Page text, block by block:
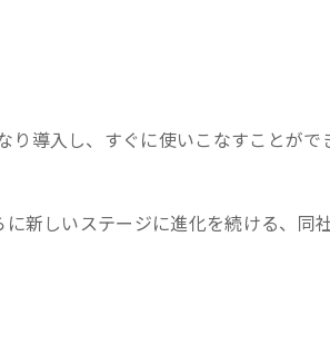
導入し、すぐに使いこなすことがで
新しいステージに進化を続ける、同